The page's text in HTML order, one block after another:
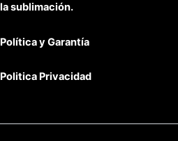
la sublimación.
Política y Garantía
Politica Privacidad